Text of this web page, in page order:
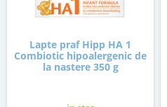
Lapte praf Hipp HA 1
Combiotic hipoalergenic de
la nastere 350 g